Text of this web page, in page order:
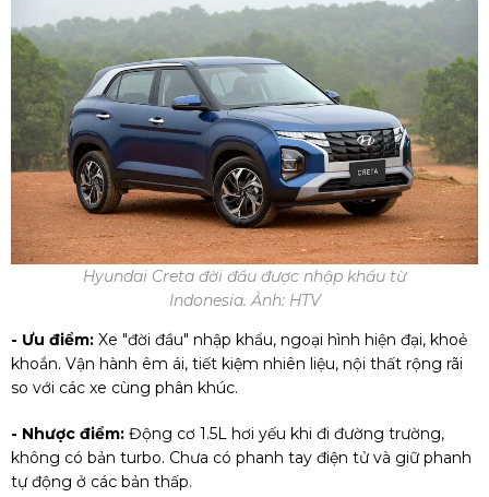
Hyundai Creta đời đầu được nhập khẩu từ
Indonesia. Ảnh: HTV
- Ưu điểm: Xe "đời đầu" nhập khẩu, ngoại hình hiện đại, khoẻ
khoắn. Vận hành êm ái, tiết kiệm nhiên liệu, nội thất rộng rãi
so với các xe cùng phân khúc.
- Nhược điểm: Động cơ 1.5L hơi yếu khi đi đường trường,
không có bản turbo. Chưa có phanh tay điện tử và giữ phanh
tự động ở các bản thấp.